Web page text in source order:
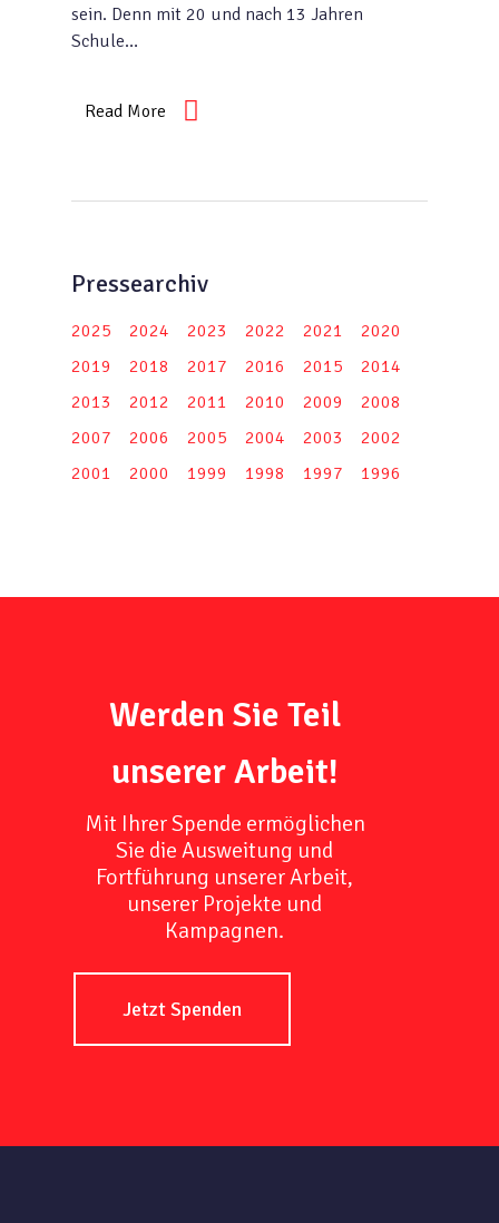
sein. Denn mit 20 und nach 13 Jahren
Schule…
Read More
Pressearchiv
2025 2024 2023 2022 2021
2020
2019
2018 2017 2016 2015
2014
2013
2012 2011 2010 2009
2008
2007
2006 2005 2004 2003
2002
2001
2000 1999 1998 1997 1996
Werden Sie Teil
unserer Arbeit!
Mit Ihrer Spende ermöglichen
Sie die Ausweitung und
Fortführung unserer Arbeit,
unserer Projekte und
Kampagnen.
Jetzt Spenden